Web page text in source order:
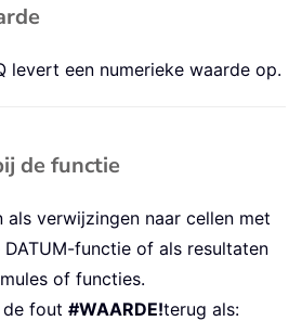
levert een numerieke waarde op.
de functie
als verwijzingen naar cellen met
functie of als resultaten
of functies.
de fout #WAARDE!terug als: